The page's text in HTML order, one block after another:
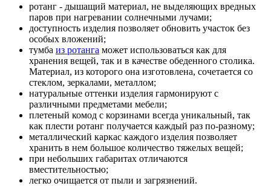
ротанг - дышащий материал, не выделяющих вредных
паров при нагревании солнечными лучами;
доступность изделия позволяет обновить участок без
особых вложений;
тумба из ротанга может использоваться как для
хранения вещей, так и в качестве обеденного столика.
Материал, из которого она изготовлена, сочетается со
стеклом, зеркалами, металлом;
натуральные оттенки изделия гармонируют с
различными предметами мебели;
плетеный комод с корзинами всегда уникальный, так
как плести ротанг получается каждый раз по-разному;
металлический каркас каждого изделия позволяет
хранить в нем большое количество тяжелых вещей;
при небольших габаритах отличаются
вместительностью;
легко очищается от пыли и загрязнений.